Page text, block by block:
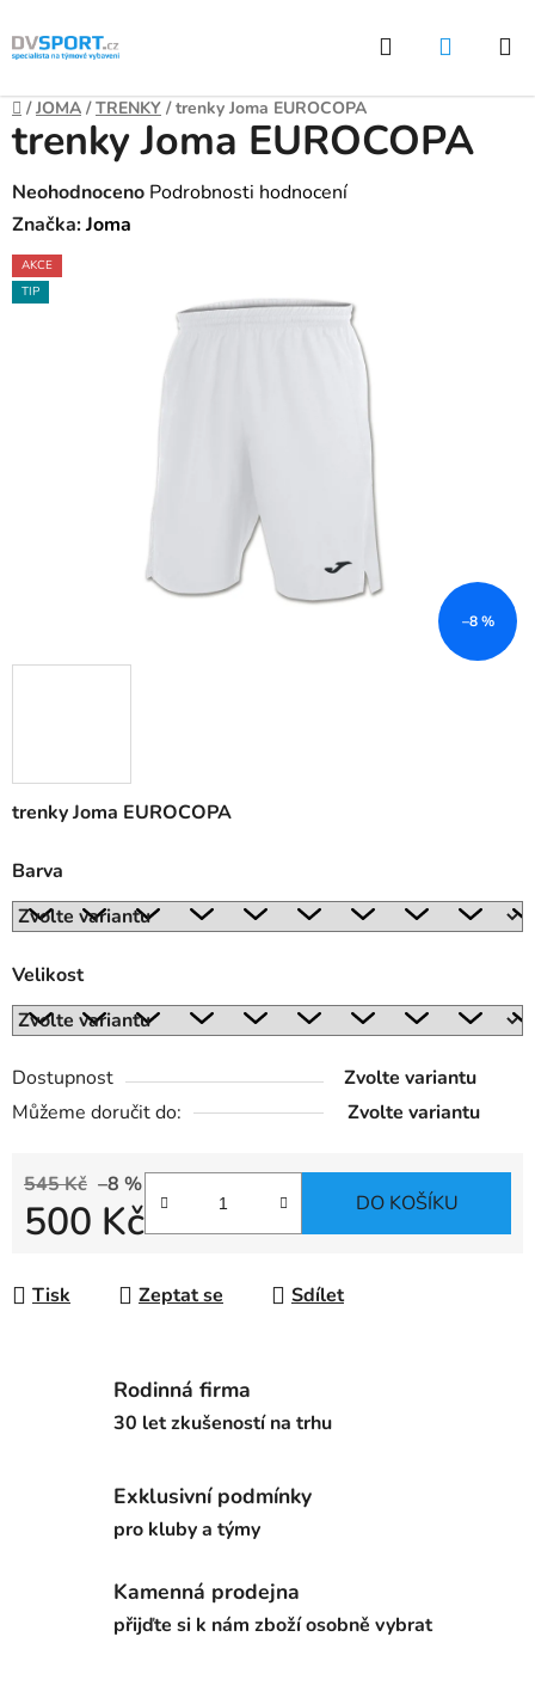
Přejít
na
Hledat
Domů
/ JOMA / TRENKY / trenky Joma EUROCOPA
trenky Joma EUROCOPA
Barva
Velikost
Dostupnost
Zvolte variantu
Můžeme doručit do:
Zvolte variantu
545 Kč –8 %
500 Kč DO KOŠÍKU
Tisk Zeptat se Sdílet
trenky Joma EUROCOPA
Průměrné
hodnocení
produktu
je
Neohodnoceno Podrobnosti hodnocení
Značka:Joma
AKCE
TIP
–8 %
Rodinná firma
30 let zkušeností na trhu
Exklusivní podmínky
pro kluby a týmy
Kamenná prodejna
přijďte si k nám zboží osobně vybrat